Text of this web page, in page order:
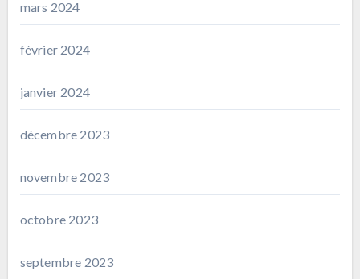
mars 2024
février 2024
janvier 2024
décembre 2023
novembre 2023
octobre 2023
septembre 2023